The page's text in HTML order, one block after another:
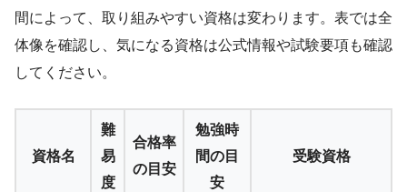
間によって、取り組みやすい資格は変わります。表では全
体像を確認し、気になる資格は公式情報や試験要項も確認
してください。
資格名
難
易
度
合格率
の目安
勉強時
間の目
安
受験資格